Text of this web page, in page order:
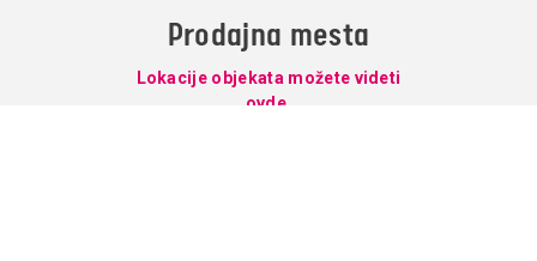
Prodajna mesta
Lokacije objekata možete videti
ovde.